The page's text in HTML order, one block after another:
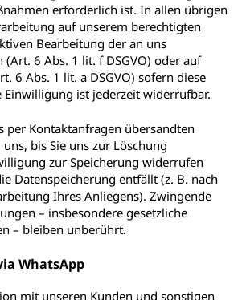
erforderlich ist. In allen übrigen
auf unserem berechtigten
Bearbeitung der an uns
6 Abs. 1 lit. f DSGVO) oder auf
6 Abs. 1 lit. a DSGVO) sofern diese
ist jederzeit widerrufbar.
per Kontaktanfragen übersandten
bis Sie uns zur Löschung
zur Speicherung widerrufen
Datenspeicherung entfällt (z. B. nach
Ihres Anliegens). Zwingende
– insbesondere gesetzliche
– bleiben unberührt.
WhatsApp
mit unseren Kunden und sonstigen